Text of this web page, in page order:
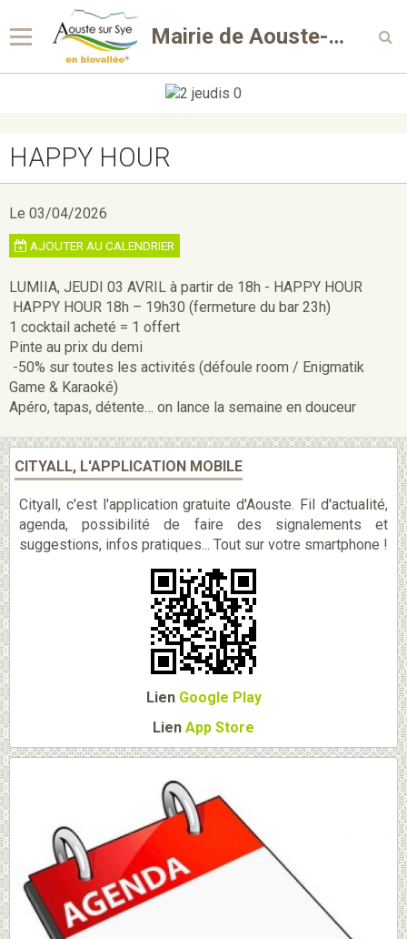
Mairie de Aouste-sur-Sye
HAPPY HOUR
Le 03/04/2026
AJOUTER AU CALENDRIER
LUMIIA, JEUDI 03 AVRIL à partir de 18h - HAPPY HOUR
HAPPY HOUR 18h – 19h30 (fermeture du bar 23h)
1 cocktail acheté = 1 offert
Pinte au prix du demi
-50% sur toutes les activités (défoule room / Enigmatik
Game & Karaoké)
Apéro, tapas, détente… on lance la semaine en douceur
CITYALL, L'APPLICATION MOBILE
Cityall, c'est l'application gratuite d'Aouste. Fil d'actualité,
agenda, possibilité de faire des signalements et
suggestions, infos pratiques... Tout sur votre smartphone !
Lien Google Play
Lien App Store